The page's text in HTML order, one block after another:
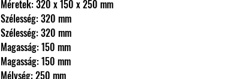
                Méretek: 320 x 150 x 250 mm
                Szélesség: 320 mm
                Szélesség: 320 mm
                Magasság: 150 mm
                Magasság: 150 mm
                Mélység: 250 mm